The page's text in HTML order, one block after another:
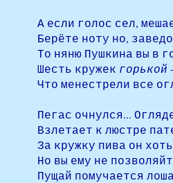
А если голос сел,
Берёте ноту но,
То няню Пушкина вы в
Шесть кружек горькой
Что менестрели все
Пегас очнулся...
Взлетает к люстре
За кружку пива он
Но вы ему не
Пущай помучается